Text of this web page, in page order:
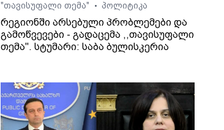
"თავისუფალი თემა"
• პოლიტიკა
რეგიონში არსებული პრობლემები და
გამოწვევები - გადაცემა ,,თავისუფალი
თემა". სტუმარი: საბა ბულისკერია